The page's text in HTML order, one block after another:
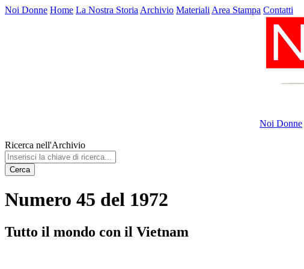
Noi Donne Home La Nostra Storia Archivio Materiali Area Stampa Contatti
Noi Donne
Ricerca nell'Archivio
Cerca
Numero 45 del 1972
Tutto il mondo con il Vietnam